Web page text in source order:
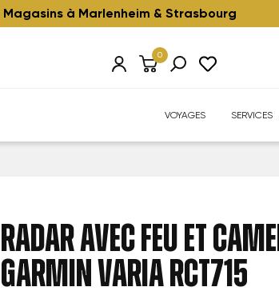
Magasins à Marlenheim & Strasbourg
0
VOYAGES SERVICES
RADAR AVEC FEU ET
GARMIN VARIA RCT715